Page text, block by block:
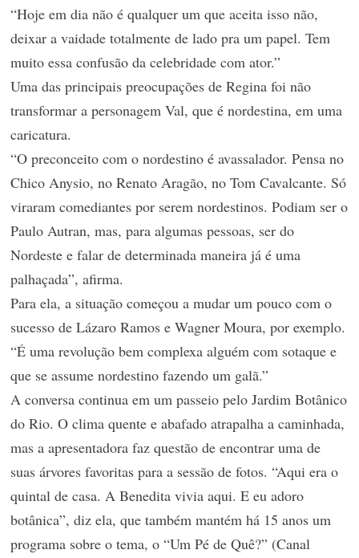
“Hoje em dia não é qualquer um que aceita isso não,
deixar a vaidade totalmente de lado pra um papel. Tem
muito essa confusão da celebridade com ator.”
Uma das principais preocupações de Regina foi não
transformar a personagem Val, que é nordestina, em uma
caricatura.
“O preconceito com o nordestino é avassalador. Pensa no
Chico Anysio, no Renato Aragão, no Tom Cavalcante. Só
viraram comediantes por serem nordestinos. Podiam ser o
Paulo Autran, mas, para algumas pessoas, ser do
Nordeste e falar de determinada maneira já é uma
palhaçada”, afirma.
Para ela, a situação começou a mudar um pouco com o
sucesso de Lázaro Ramos e Wagner Moura, por exemplo.
“É uma revolução bem complexa alguém com sotaque e
que se assume nordestino fazendo um galã.”
A conversa continua em um passeio pelo Jardim Botânico
do Rio. O clima quente e abafado atrapalha a caminhada,
mas a apresentadora faz questão de encontrar uma de
suas árvores favoritas para a sessão de fotos. “Aqui era o
quintal de casa. A Benedita vivia aqui. E eu adoro
botânica”, diz ela, que também mantém há 15 anos um
programa sobre o tema, o “Um Pé de Quê?” (Canal